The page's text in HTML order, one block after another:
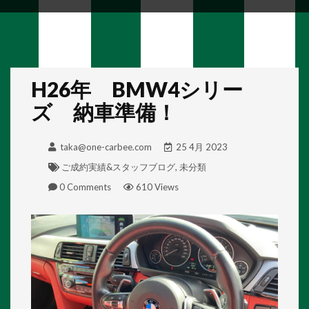
H26年 BMW4シリー
ズ 納車準備！
taka@one-carbee.com
25 4月 2023
ご成約実績&スタッフブログ, 未分類
0 Comments
610 Views